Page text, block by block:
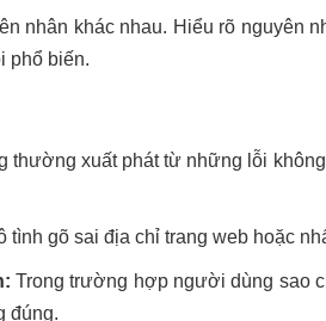
nhân khác nhau. Hiểu rõ nguyên
phổ biến.
xuất phát từ những lỗi
gõ sai địa chỉ trang web hoặc
Trong trường hợp người dùng sao
đúng.